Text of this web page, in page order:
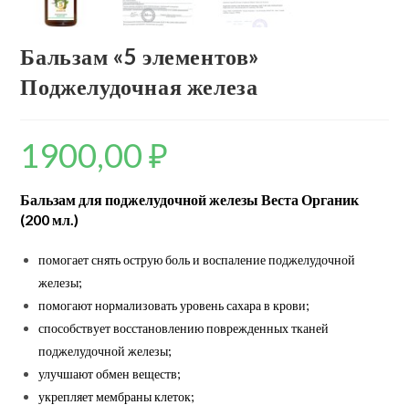
Бальзам «5 элементов»
Поджелудочная железа
1900,00₽
Бальзам для поджелудочной железы Веста Органик
(200 мл.)
помогает снять острую боль и воспаление поджелудочной
железы;
помогают нормализовать уровень сахара в крови;
способствует восстановлению поврежденных тканей
поджелудочной железы;
улучшают обмен веществ;
укрепляет мембраны клеток;